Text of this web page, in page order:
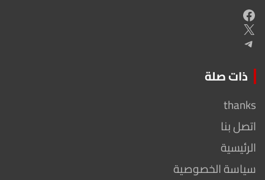
Facebook
X
Telegram
ذات صلة
thanks
اتصل بنا
الرئيسية
سياسة الخصوصية